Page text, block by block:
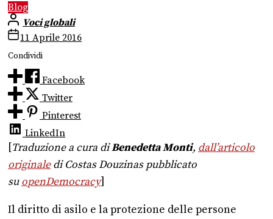
Blog
Voci globali
11 Aprile 2016
Condividi
Facebook
Twitter
Pinterest
LinkedIn
Traduzione a cura diBenedetta Monti, dall’articolo
originaledi Costas Douzinas pubblicato
suopenDemocracy]
Il diritto di asilo e la protezione delle persone